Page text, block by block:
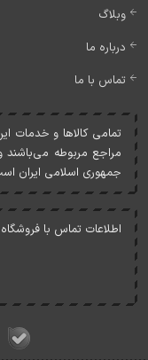
وبلاگ
درباره ما
تماس با ما
تمامی کالاها و خدمات
مراجع مربوطه می‌باشند
جمهوری اسلامی ايران
اطلاعات تماس با فروشگاه